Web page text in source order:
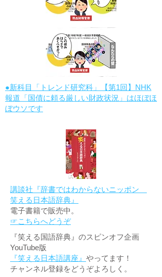
●新科目「トレンド研究科」【第1回】NHK
報道「国債に頼る厳しい財政状況」はほぼほ
ぼウソです
講談社『辞書ではわからないニッポン
笑える日本語辞典』
電子書籍で販売中。
☞こちらへどうぞ
『笑える国語辞典』のスピンオフ企画
YouTube版
『笑える日本語講座』 やってます！
チャンネル登録をどうぞよろしく。